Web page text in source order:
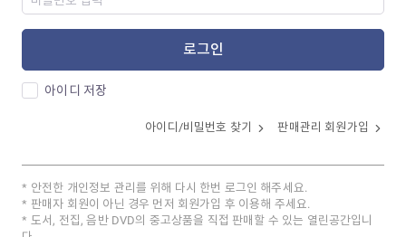
로그인
아이디 저장
아이디/비밀번호 찾기 판매관리 회원가입
안전한 개인정보 관리를 위해 다시 한번 로그인 해주세요.
판매자 회원이 아닌 경우 먼저 회원가입 후 이용해 주세요.
도서, 전집, 음반 DVD의 중고상품을 직접 판매할 수 있는 열린공간입니